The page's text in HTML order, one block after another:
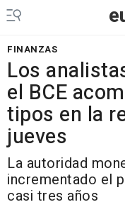
FINANZAS
Los
el BCE
tipos en la
jueves
La autoridad
incrementado el
casi tres años